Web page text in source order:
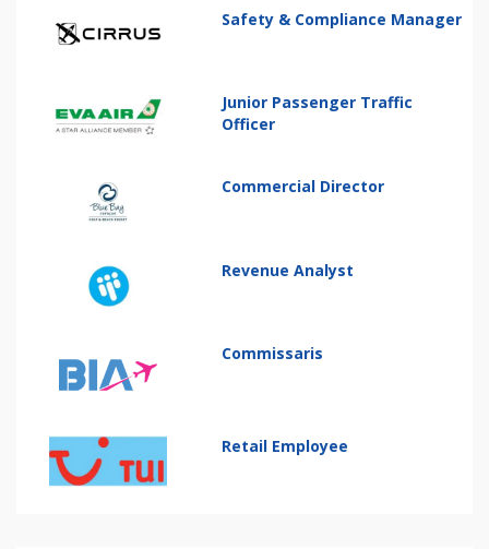
Safety & Compliance Manager
Junior Passenger Traffic
Officer
Commercial Director
Revenue Analyst
Commissaris
Retail Employee